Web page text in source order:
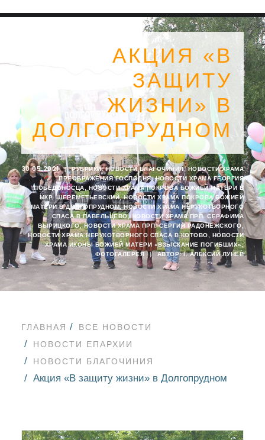
SEARCH
АКЦИЯ «В
ЗАЩИТУ
ЖИЗНИ» В
ДОЛГОПРУДНОМ
30.05.2021 | РУБРИКИ:НОВОСТИ БЛАГОЧИНИЯ,НОВОСТИ ХРАМА
ПРЕОБРАЖЕНИЯ ГОСПОДНЯ,НОВОСТИ ХРАМА ГЕОРГИЯ
ПОБЕДОНОСЦА
НОВОСТИ ХРАМА ПОКРОВА БОЖИЕЙ МАТЕРИ В
МКР. ШЕРЕМЕТЬЕВСКИЙ,НОВОСТИ ХРАМА ПОКРОВА БОЖИЕЙ
МАТЕРИ В ДОЛГОПРУДНОМ,НОВОСТИ ХРАМА НЕРУКОТВОРНОГО
СПАСА В ПАВЕЛЬЦЕВО,НОВОСТИ ХРАМА ПРП. СЕРАФИМА
ВЫРИЦКОГО,НОВОСТИ ХРАМА ПРП. СЕРГИЯ РАДОНЕЖСКОГО
НОВОСТИ ХРАМА НЕРУКОТВОРНОГО СПАСА В КОТОВО
НОВОСТИ
ХРАМА ИКОНЫ БОЖИЕЙ МАТЕРИ «ВЗЫСКАНИЕ ПОГИБШИХ»,
ФОТОГАЛЕРЕЯ
| АВТОР:I. АЛЕКСИЙ ЛУНЁВ
ГЛАВНАЯ
ВСЕ НОВОСТИ
НОВОСТИ ЕПАРХИИ
НОВОСТИ БЛАГОЧИНИЯ
Акция «В защиту жизни» в Долгопрудном